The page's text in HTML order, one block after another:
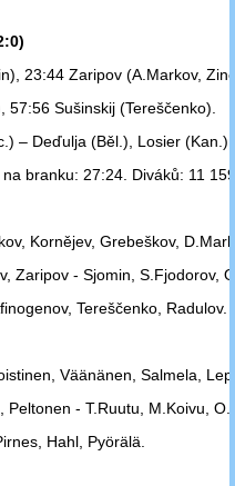
23:44 Zaripov (A.Markov,
Sušinskij (Tereščenko).
– Deďulja (Běl.), Losier (Kan.).
branku: 27:24. Diváků: 11
Kornějev, Grebeškov,
Zaripov - Sjomin, S.Fjodorov,
Tereščenko, Radulov.
Väänänen, Salmela,
Peltonen - T.Ruutu, M.Koivu,
Hahl, Pyörälä.